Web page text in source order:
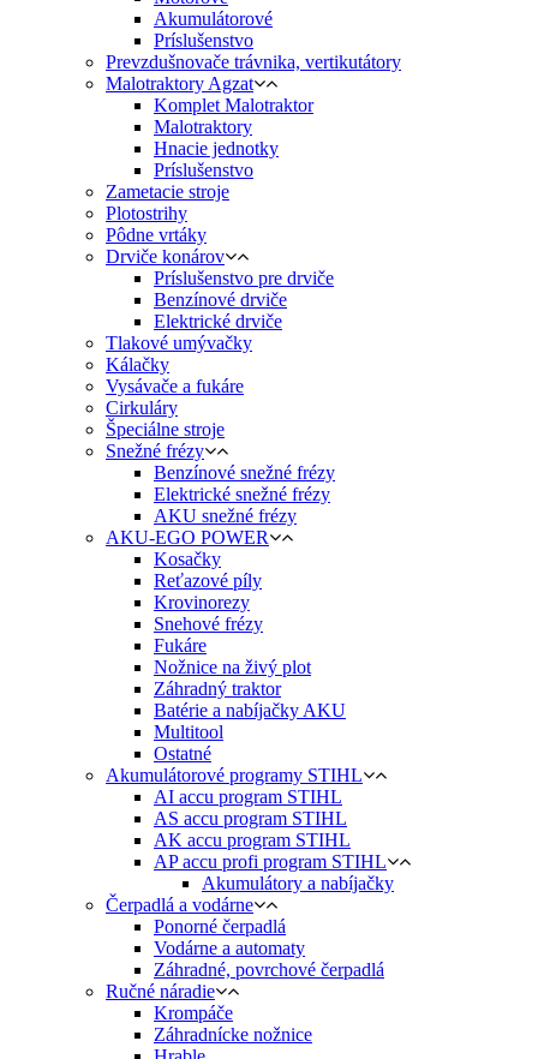
Akumulátorové
Príslušenstvo
Prevzdušnovače trávnika, vertikutátory
Malotraktory Agzat
Komplet Malotraktor
Malotraktory
Hnacie jednotky
Príslušenstvo
Zametacie stroje
Plotostrihy
Pôdne vrtáky
Drviče konárov
Príslušenstvo pre drviče
Benzínové drviče
Elektrické drviče
Tlakové umývačky
Kálačky
Vysávače a fukáre
Cirkuláry
Špeciálne stroje
Snežné frézy
Benzínové snežné frézy
Elektrické snežné frézy
AKU snežné frézy
AKU-EGO POWER
Kosačky
Reťazové píly
Krovinorezy
Snehové frézy
Fukáre
Nožnice na živý plot
Záhradný traktor
Batérie a nabíjačky AKU
Multitool
Ostatné
Akumulátorové programy STIHL
AI accu program STIHL
AS accu program STIHL
AK accu program STIHL
AP accu profi program STIHL
Akumulátory a nabíjačky
Čerpadlá a vodárne
Ponorné čerpadlá
Vodárne a automaty
Záhradné, povrchové čerpadlá
Ručné náradie
Krompáče
Záhradnícke nožnice